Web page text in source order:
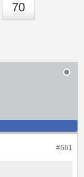
70
#661